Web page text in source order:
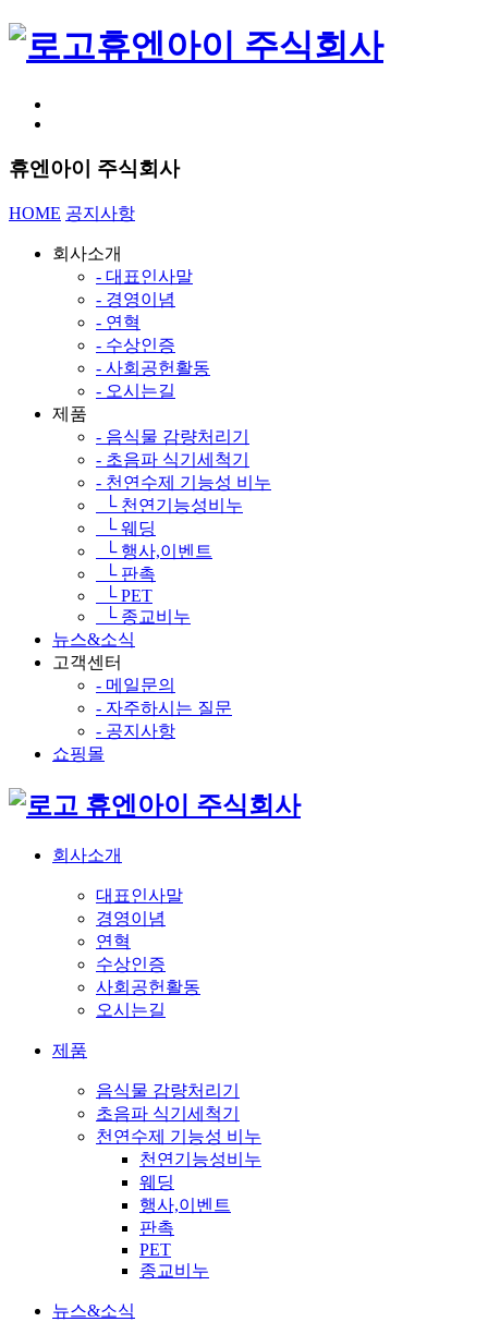
휴엔아이 주식회사
휴엔아이 주식회사
HOME 공지사항
회사소개
- 대표인사말
- 경영이념
- 연혁
- 수상인증
- 사회공헌활동
- 오시는길
제품
- 음식물 감량처리기
- 초음파 식기세척기
- 천연수제 기능성 비누
└ 천연기능성비누
└ 웨딩
└ 행사,이벤트
└ 판촉
└ PET
└ 종교비누
뉴스&소식
고객센터
- 메일문의
- 자주하시는 질문
- 공지사항
쇼핑몰
휴엔아이 주식회사
회사소개
대표인사말
경영이념
연혁
수상인증
사회공헌활동
오시는길
제품
음식물 감량처리기
초음파 식기세척기
천연수제 기능성 비누
천연기능성비누
웨딩
행사,이벤트
판촉
PET
종교비누
뉴스&소식